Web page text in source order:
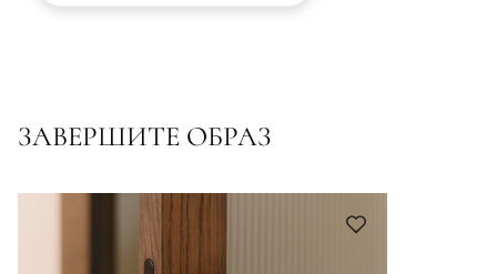
ЗАВЕРШИТЕ ОБРАЗ